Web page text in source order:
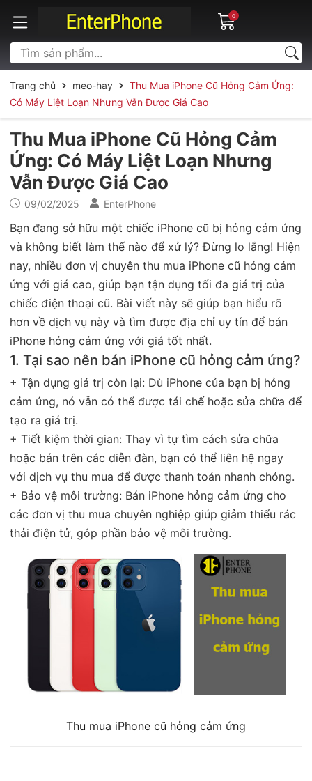
0
Trang chủ meo-hay
Thu Mua iPhone Cũ Hỏng Cảm Ứng:
Có Máy Liệt Loạn Nhưng Vẫn Được Giá Cao
Thu Mua iPhone Cũ Hỏng Cảm
Ứng: Có Máy Liệt Loạn Nhưng
Vẫn Được Giá Cao
09/02/2025 EnterPhone
Bạn đang sở hữu một chiếc iPhone cũ bị hỏng cảm ứng
và không biết làm thế nào để xử lý? Đừng lo lắng! Hiện
nay, nhiều đơn vị chuyên thu mua iPhone cũ hỏng cảm
ứng với giá cao, giúp bạn tận dụng tối đa giá trị của
chiếc điện thoại cũ. Bài viết này sẽ giúp bạn hiểu rõ
hơn về dịch vụ này và tìm được địa chỉ uy tín để bán
iPhone hỏng cảm ứng với giá tốt nhất.
1. Tại sao nên bán iPhone cũ hỏng cảm ứng?
+ Tận dụng giá trị còn lại: Dù iPhone của bạn bị hỏng
cảm ứng, nó vẫn có thể được tái chế hoặc sửa chữa để
tạo ra giá trị.
+ Tiết kiệm thời gian: Thay vì tự tìm cách sửa chữa
hoặc bán trên các diễn đàn, bạn có thể liên hệ ngay
với dịch vụ thu mua để được thanh toán nhanh chóng.
+ Bảo vệ môi trường: Bán iPhone hỏng cảm ứng cho
các đơn vị thu mua chuyên nghiệp giúp giảm thiểu rác
thải điện tử, góp phần bảo vệ môi trường.
Thu mua iPhone cũ hỏng cảm ứng